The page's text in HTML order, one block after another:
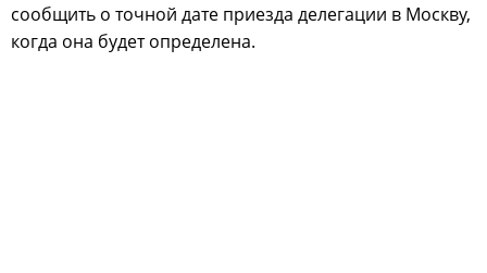
сообщить о точной дате приезда делегации в Москву,
когда она будет определена.